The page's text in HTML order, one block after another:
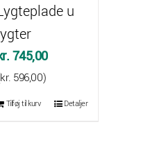
u
745,00
kr. 596,00)
Tilføj til kurv Detaljer